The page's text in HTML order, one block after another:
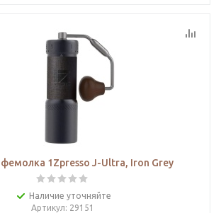
1Zpresso J-Ultra, Iron Grеy
Наличие уточняйте
Артикул: 29151